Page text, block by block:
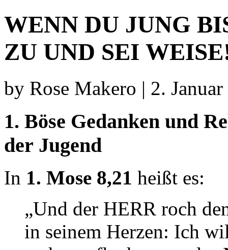
WENN DU JUNG
ZU UND SEI
by Rose Makero | 2.
1. Böse Gedanken und
der Jugend
In 1. Mose 8,21 heißt es:
„Und der HERR roch
in seinem Herzen: Ich